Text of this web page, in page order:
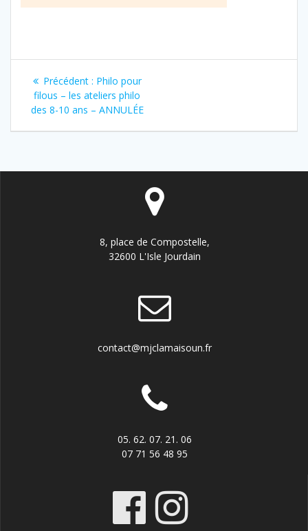
Navigation
de
l’article
Précédent : Article
précédent
:
Philo pour
filous – les ateliers philo
des 8-10 ans – ANNULÉE
8, place de Compostelle,
32600 L'Isle Jourdain
contact@mjclamaisoun.fr
05. 62. 07. 21. 06
07 71 56 48 95